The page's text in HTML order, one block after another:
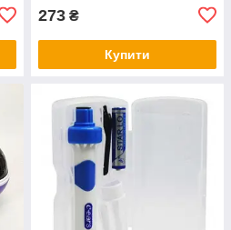
273 ₴
Купити